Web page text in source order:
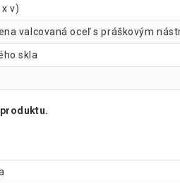
v)
valcovaná oceľ s práškovým
skla